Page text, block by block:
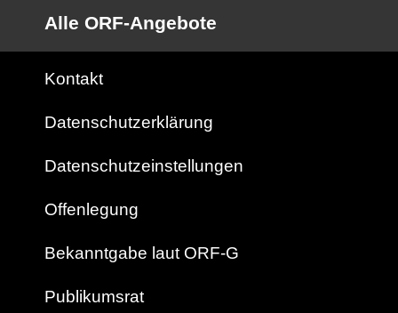
Alle ORF-Angebote
Kontakt
Datenschutzerklärung
Datenschutzeinstellungen
Offenlegung
Bekanntgabe laut ORF-G
Publikumsrat